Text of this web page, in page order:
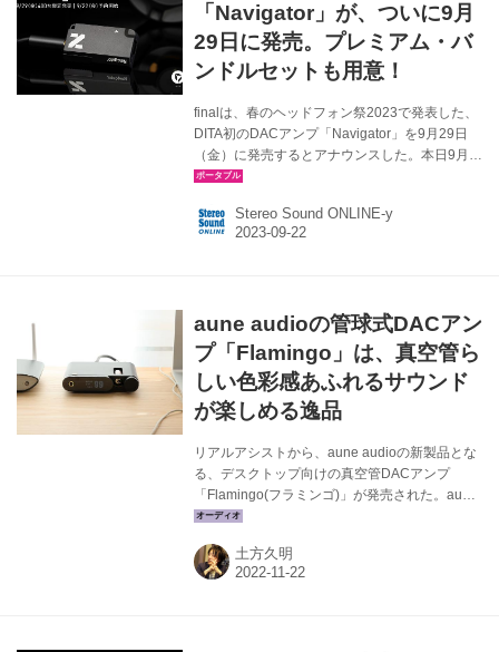
「Navigator」が、ついに9月
29日に発売。プレミアム・バ
ンドルセットも用意！
finalは、春のヘッドフォン祭2023で発表した、
DITA初のDACアンプ「Navigator」を9月29日
（金）に発売するとアナウンスした。本日9月
22日より予約を開始する。400台限定だ。価格
Navigatorは、シンガポールのオーディオブラン
ドDITAが、ハイエンドサウンドをポケットに携
含まれる心地よい響きやホール感をしっかりと
再生し、さらに耳元に際立つボーカルは音楽に
息吹を与えるとする。 また、Navig...
Stereo Sound ONLINE-y
aune audioの管球式DACアン
プ「Flamingo」は、真空管ら
しい色彩感あふれるサウンド
が楽しめる逸品
リアルアシストから、aune audioの新製品とな
る、デスクトップ向けの真空管DACアンプ
「Flamingo(フラミンゴ)」が発売された。aune
audioらしい流麗なデザインの中に、真空管を組
は、オーディオ評論家の土方久明氏の自宅に本
「Flamingo」を持ち込み、その音の魅力を存分
土方久明